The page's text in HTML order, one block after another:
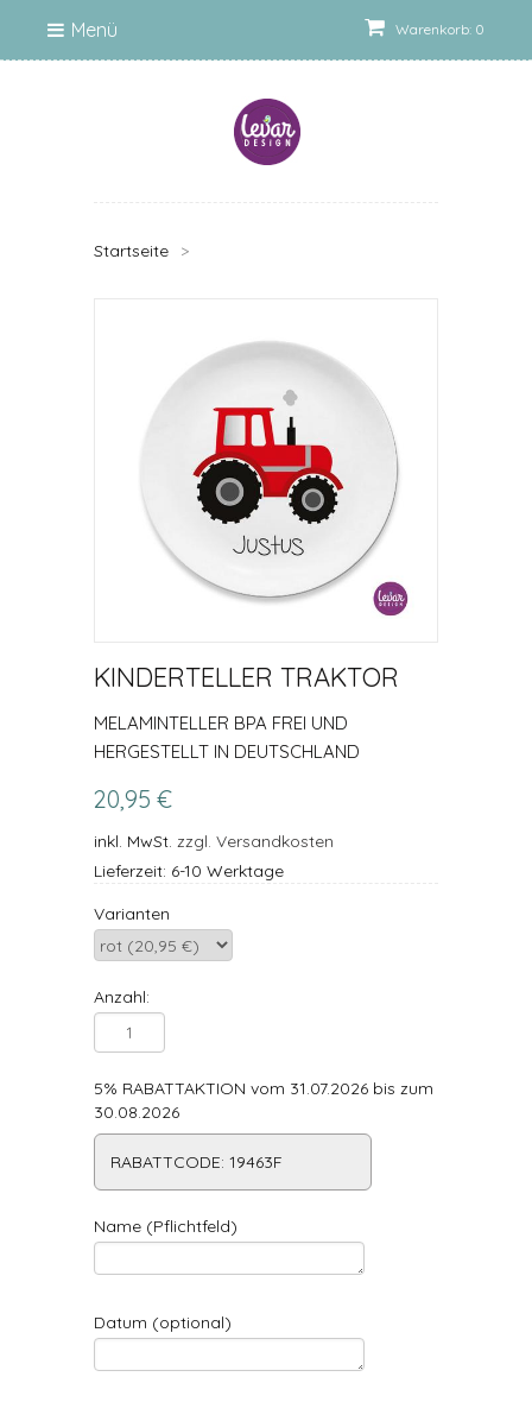
Warenkorb: 0
Menü
Startseite >
KINDERTELLER TRAKTOR
MELAMINTELLER BPA FREI UND
HERGESTELLT IN DEUTSCHLAND
20,95 €
inkl. MwSt. zzgl. Versandkosten
Lieferzeit: 6-10 Werktage
Varianten
Anzahl:
5% RABATTAKTION vom 31.07.2026 bis zum
30.08.2026
RABATTCODE: 19463F
Name (Pflichtfeld)
Datum (optional)